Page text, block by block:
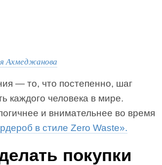
Ахмеджанова
— то, что постепенно, шаг
каждого человека в мире.
и внимательнее во время
в стиле Zero Waste».
покупки